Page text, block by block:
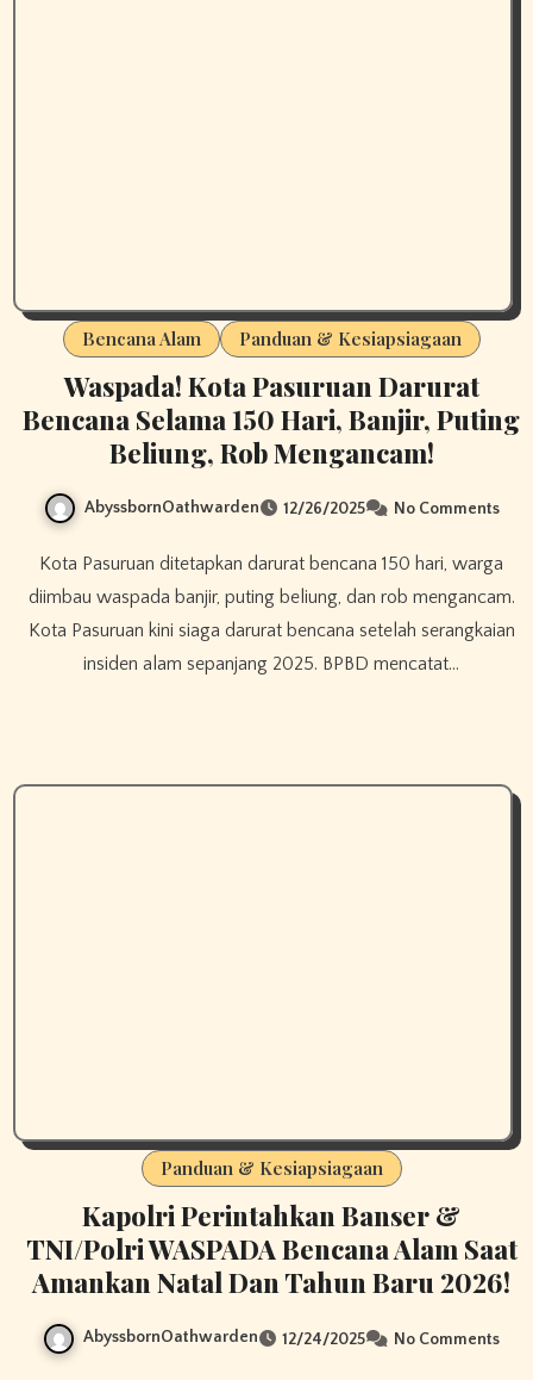
Bencana Alam Panduan & Kesiapsiagaan
Waspada! Kota Pasuruan Darurat
Bencana Selama 150 Hari, Banjir, Puting
Beliung, Rob Mengancam!
AbyssbornOathwarden 12/26/2025 No Comments
Kota Pasuruan ditetapkan darurat bencana 150 hari, warga
diimbau waspada banjir, puting beliung, dan rob mengancam.
Kota Pasuruan kini siaga darurat bencana setelah serangkaian
insiden alam sepanjang 2025. BPBD mencatat…
Panduan & Kesiapsiagaan
Kapolri Perintahkan Banser &
TNI/Polri WASPADA Bencana Alam Saat
Amankan Natal Dan Tahun Baru 2026!​
AbyssbornOathwarden 12/24/2025 No Comments